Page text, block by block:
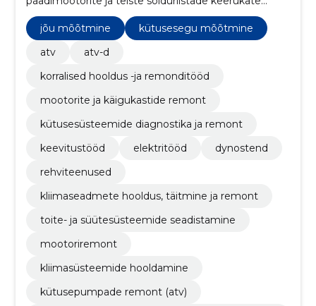
mootoriremontide teostamisele, pakkudes
tipptasemel tehnilist oskusteavet ja individuaalset
lähenemist igale projekti.
jõu mõõtmine
kütusesegu mõõtmine
atv
atv-d
korralised hooldus -ja remonditööd
mootorite ja käigukastide remont
kütusesüsteemide diagnostika ja remont
keevitustööd
elektritööd
dynostend
rehviteenused
kliimaseadmete hooldus, täitmine ja remont
toite- ja süütesüsteemide seadistamine
mootoriremont
kliimasüsteemide hooldamine
kütusepumpade remont (atv)